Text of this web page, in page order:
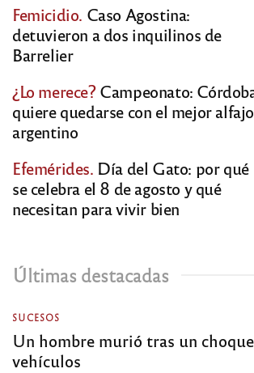
Femicidio. Caso Agostina:
detuvieron a dos inquilinos de
Barrelier
¿Lo merece?Campeonato:
quiere quedarse con el mejor
argentino
Efemérides. Día del Gato: por qué
se celebra el 8 de agosto y qué
necesitan para vivir bien
Últimas destacadas
SUCESOS
Un hombre murió tras un
vehículos